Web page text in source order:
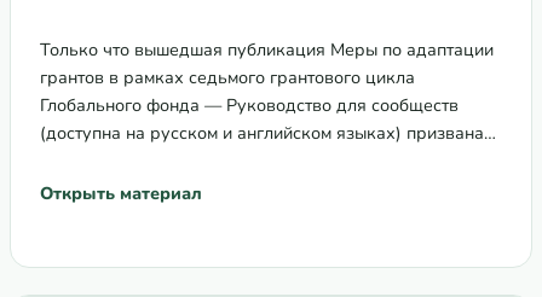
Только что вышедшая публикация Меры по адаптации
грантов в рамках седьмого грантового цикла
Глобального фонда — Руководство для сообществ
(доступна на русском и английском языках) призвана…
Открыть материал